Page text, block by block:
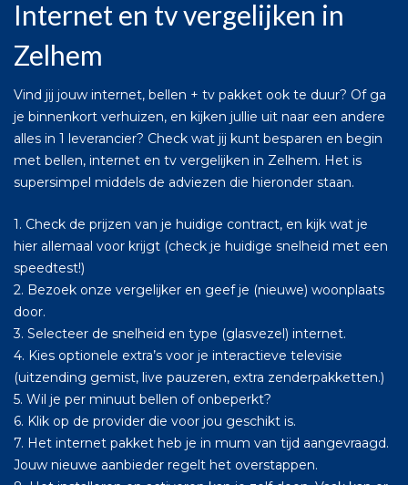
Internet en tv vergelijken in
Zelhem
Vind jij jouw internet, bellen + tv pakket ook te duur? Of ga
je binnenkort verhuizen, en kijken jullie uit naar een andere
alles in 1 leverancier? Check wat jij kunt besparen en begin
met bellen, internet en tv vergelijken in Zelhem. Het is
supersimpel middels de adviezen die hieronder staan.
1. Check de prijzen van je huidige contract, en kijk wat je
hier allemaal voor krijgt (check je huidige snelheid met een
speedtest!)
2. Bezoek onze vergelijker en geef je (nieuwe) woonplaats
door.
3. Selecteer de snelheid en type (glasvezel) internet.
4. Kies optionele extra’s voor je interactieve televisie
(uitzending gemist, live pauzeren, extra zenderpakketten.)
5. Wil je per minuut bellen of onbeperkt?
6. Klik op de provider die voor jou geschikt is.
7. Het internet pakket heb je in mum van tijd aangevraagd.
Jouw nieuwe aanbieder regelt het overstappen.